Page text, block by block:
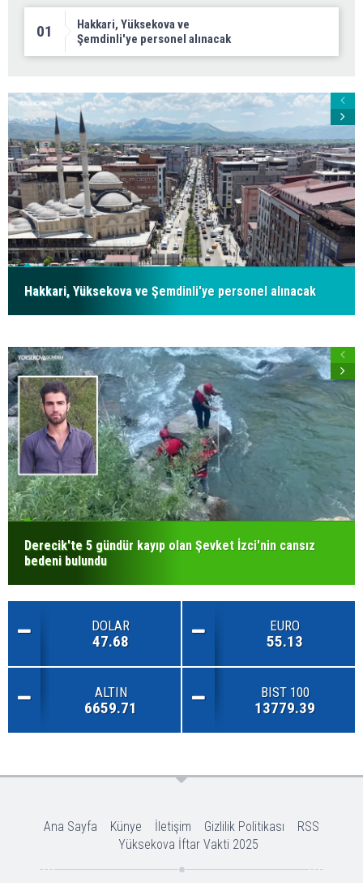
01
Hakkari, Yüksekova ve
Şemdinli'ye personel alınacak
Hakkari, Yüksekova ve Şemdinli'ye personel alınacak
Derecik'te 5 gündür kayıp olan Şevket İzci'nin cansız
bedeni bulundu
DOLAR
47.68
EURO
55.13
ALTIN
6659.71
BIST 100
13779.39
Ana Sayfa Künye İletişim Gizlilik Politikası
RSS
Yüksekova İftar Vakti 2025